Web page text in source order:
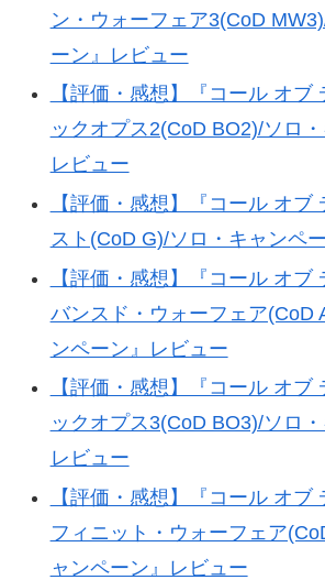
ン・ウォーフェア3(CoD
ーン』レビュー
【評価・感想】『コール オブ
ックオプス2(CoD BO2)/ソロ・
レビュー
【評価・感想】『コール オブ
スト(CoD G)/ソロ・キャンペ
【評価・感想】『コール オブ
バンスド・ウォーフェア(CoD
ンペーン』レビュー
【評価・感想】『コール オブ
ックオプス3(CoD BO3)/ソロ・
レビュー
【評価・感想】『コール オブ
フィニット・ウォーフェア
ャンペーン』レビュー